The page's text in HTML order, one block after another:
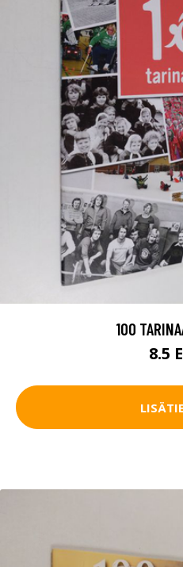
100
8.5